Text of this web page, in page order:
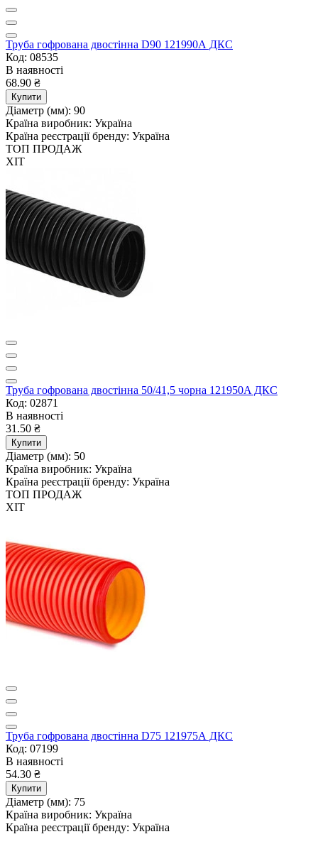
Труба гофрована двостінна D90 121990А ДКС
Код: 08535
В наявності
68.90 ₴
Купити
Діаметр (мм): 90
Країна виробник: Україна
Країна реєстрації бренду: Україна
ТОП ПРОДАЖ
ХІТ
Труба гофрована двостінна 50/41,5 чорна 121950A ДКС
Код: 02871
В наявності
31.50 ₴
Купити
Діаметр (мм): 50
Країна виробник: Україна
Країна реєстрації бренду: Україна
ТОП ПРОДАЖ
ХІТ
Труба гофрована двостінна D75 121975А ДКС
Код: 07199
В наявності
54.30 ₴
Купити
Діаметр (мм): 75
Країна виробник: Україна
Країна реєстрації бренду: Україна